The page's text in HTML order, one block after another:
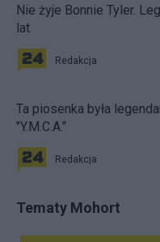
Nie żyje Bonnie Tyler.
lat
Redakcja
Ta piosenka była
"Y.M.C.A."
Redakcja
Tematy Mohort